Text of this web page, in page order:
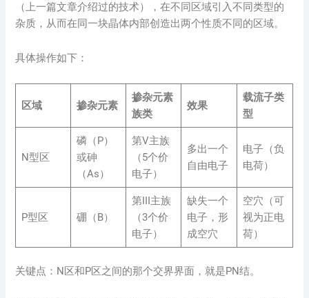
（上一篇文章介绍过的技术），在不同区域引入不同类型的
杂质，从而在同一块晶体内部创造出两个性质不同的区域。
具体操作如下：
区域 掺杂元素
掺杂元素
族类
效果
载流子类
型
N型区
磷（P）
或砷
（As）
第V主族
（5个价
电子）
多出一个
自由电子
电子（负
电荷）
P型区 硼（B）
第III主族
（3个价
电子）
缺失一个
电子，形
成空穴
空穴（可
视为正电
荷）
关键点：N区和P区之间的那个交界界面，就是PN结。